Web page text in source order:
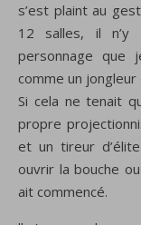
s’est plaint au
12 salles, il n’y
personnage que
comme un jongleur
Si cela ne tenait
propre
et un tireur
ouvrir la bouche
ait commencé.